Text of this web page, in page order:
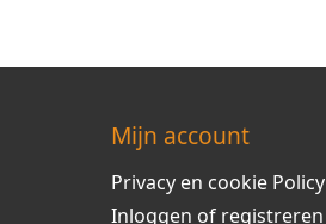
Mijn account
Privacy en cookie Policy
Inloggen of registreren